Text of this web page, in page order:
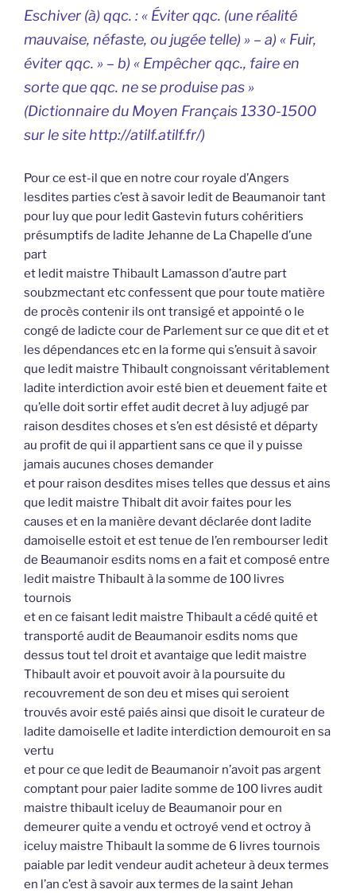
Eschiver (à) qqc. : « Éviter qqc. (une réalité
mauvaise, néfaste, ou jugée telle) » – a) « Fuir,
éviter qqc. » – b) « Empêcher qqc., faire en
sorte que qqc. ne se produise pas »
(Dictionnaire du Moyen Français 1330-1500
sur le site http://atilf.atilf.fr/)
Pour ce est-il que en notre cour royale d’Angers
lesdites parties c’est à savoir ledit de Beaumanoir tant
pour luy que pour ledit Gastevin futurs cohéritiers
présumptifs de ladite Jehanne de La Chapelle d’une
part
et ledit maistre Thibault Lamasson d’autre part
soubzmectant etc confessent que pour toute matière
de procès contenir ils ont transigé et appointé o le
congé de ladicte cour de Parlement sur ce que dit et et
les dépendances etc en la forme qui s’ensuit à savoir
que ledit maistre Thibault congnoissant véritablement
ladite interdiction avoir esté bien et deuement faite et
qu’elle doit sortir effet audit decret à luy adjugé par
raison desdites choses et s’en est désisté et départy
au profit de qui il appartient sans ce que il y puisse
jamais aucunes choses demander
et pour raison desdites mises telles que dessus et ains
que ledit maistre Thibalt dit avoir faites pour les
causes et en la manière devant déclarée dont ladite
damoiselle estoit et est tenue de l’en rembourser ledit
de Beaumanoir esdits noms en a fait et composé entre
ledit maistre Thibault à la somme de 100 livres
tournois
et en ce faisant ledit maistre Thibault a cédé quité et
transporté audit de Beaumanoir esdits noms que
dessus tout tel droit et avantaige que ledit maistre
Thibault avoir et pouvoit avoir à la poursuite du
recouvrement de son deu et mises qui seroient
trouvés avoir esté paiés ainsi que disoit le curateur de
ladite damoiselle et ladite interdiction demouroit en sa
vertu
et pour ce que ledit de Beaumanoir n’avoit pas argent
comptant pour paier ladite somme de 100 livres audit
maistre thibault iceluy de Beaumanoir pour en
demeurer quite a vendu et octroyé vend et octroy à
iceluy maistre Thibault la somme de 6 livres tournois
paiable par ledit vendeur audit acheteur à deux termes
en l’an c’est à savoir aux termes de la saint Jehan